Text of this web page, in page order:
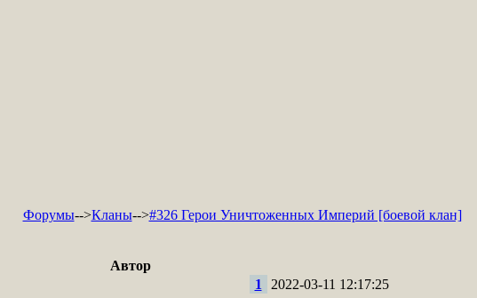
Форумы-->Кланы-->#326 Герои Уничтоженных Империй [боевой клан]
Автор
1 2022-03-11 12:17:25